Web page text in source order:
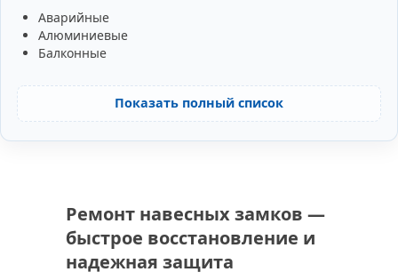
Аварийные
Алюминиевые
Балконные
Показать полный список
Ремонт навесных замков —
быстрое восстановление и
надежная защита